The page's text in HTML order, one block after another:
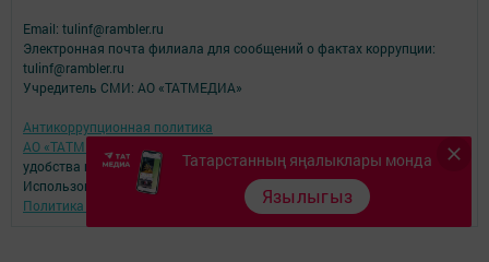
Татарстанның яңалыклары монда
Язылыгыз
Email: tulinf@rambler.ru
Электронная почта филиала для сообщений о фактах коррупции:
tulinf@rambler.ru
Учредитель СМИ: АО «ТАТМЕДИА»
Антикоррупционная политика
АО «ТАТМЕДИА» использует «cookie»
для персонализации сервисов и
удобства пользователей сайтом.
Использование «cookie» можно отменить в настройках браузера.
Политика конфиденциальности